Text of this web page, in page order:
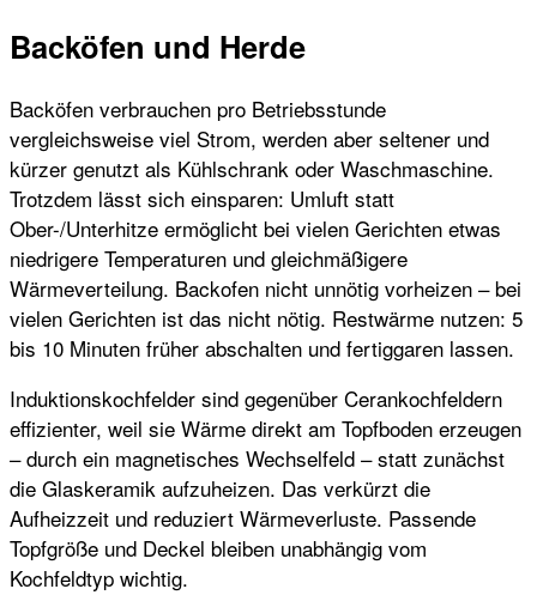
Backöfen und Herde
Backöfen verbrauchen pro Betriebsstunde
vergleichsweise viel Strom, werden aber seltener und
kürzer genutzt als Kühlschrank oder Waschmaschine.
Trotzdem lässt sich einsparen: Umluft statt
Ober-/Unterhitze ermöglicht bei vielen Gerichten etwas
niedrigere Temperaturen und gleichmäßigere
Wärmeverteilung. Backofen nicht unnötig vorheizen – bei
vielen Gerichten ist das nicht nötig. Restwärme nutzen: 5
bis 10 Minuten früher abschalten und fertiggaren lassen.
Induktionskochfelder sind gegenüber Cerankochfeldern
effizienter, weil sie Wärme direkt am Topfboden erzeugen
– durch ein magnetisches Wechselfeld – statt zunächst
die Glaskeramik aufzuheizen. Das verkürzt die
Aufheizzeit und reduziert Wärmeverluste. Passende
Topfgröße und Deckel bleiben unabhängig vom
Kochfeldtyp wichtig.